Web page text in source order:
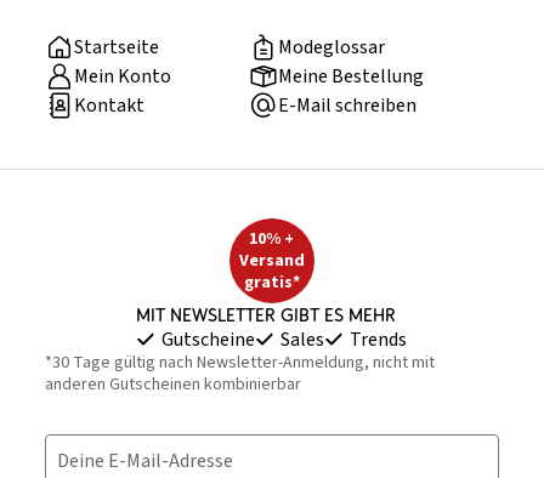
Startseite
Modeglossar
Mein Konto
Meine Bestellung
Kontakt
E-Mail schreiben
10% +
Versand
gratis*
Mit Newsletter gibt es mehr
Gutscheine Sales Trends
*30 Tage gültig nach Newsletter-Anmeldung, nicht mit
anderen Gutscheinen kombinierbar
Deine E-Mail-Adresse